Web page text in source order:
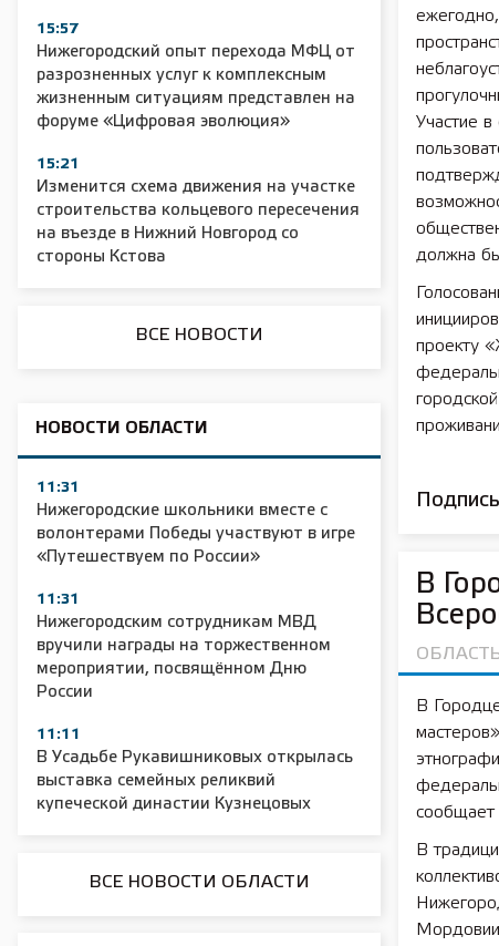
15:57
Нижегородский опыт перехода МФЦ от
разрозненных услуг к комплексным
жизненным ситуациям представлен на
форуме «Цифровая эволюция»
15:21
Изменится схема движения на участке
строительства кольцевого пересечения
на въезде в Нижний Новгород со
стороны Кстова
ВСЕ НОВОСТИ
НОВОСТИ ОБЛАСТИ
11:31
Нижегородские школьники вместе с
волонтерами Победы участвуют в игре
«Путешествуем по России»
11:31
Нижегородским сотрудникам МВД
вручили награды на торжественном
мероприятии, посвящённом Дню
России
11:11
В Усадьбе Рукавишниковых открылась
выставка семейных реликвий
купеческой династии Кузнецовых
ВСЕ НОВОСТИ ОБЛАСТИ
Участие в
должна
проекту
В
В
сообщает
В
2025 11 01